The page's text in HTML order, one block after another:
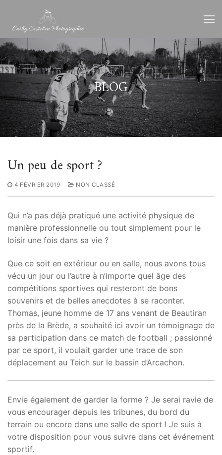
contenu
BLOG
Un peu de sport ?
4 FÉVRIER 2019 NON CLASSÉ
Qui n’a pas déjà pratiqué une activité physique de
manière professionnelle ou tout simplement pour le
loisir une fois dans sa vie ?
Que ce soit en extérieur ou en salle, nous avons tous
vécu un jour ou l’autre à n’importe quel âge des
compétitions sportives qui resteront de bons
souvenirs et de belles anecdotes à se raconter.
Thomas, jeune homme de 17 ans venant de Beautiran
près de la Brède, a souhaité ici avoir un témoignage de
sa participation dans ce match de football ; passionné
par ce sport, il voulait garder une trace de son
déplacement au Teich sur le bassin d’Arcachon.
Envie également de garder la forme ? Je serai ravie de
vous encourager depuis les tribunes, du bord du
terrain ou encore dans une salle de sport ! Je suis à
votre disposition pour vous suivre dans cet événement
sportif.